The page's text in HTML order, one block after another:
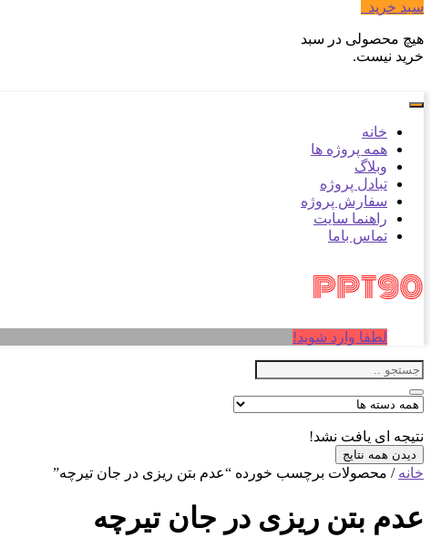
سبد خرید
هیچ محصولی در سبد
خرید نیست.
خانه
همه پروژه ها
وبلاگ
تبادل پروژه
سفارش پروژه
راهنما سایت
تماس باما
لطفا وارد شوید!
نتیجه ای یافت نشد!
دیدن همه نتایج
خانه / محصولات برچسب خورده “عدم بتن ریزی در جان تیرچه”
عدم بتن ریزی در جان تیرچه